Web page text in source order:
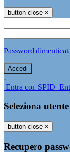
button close ×
Password
-
Entra con SPID
Seleziona utente
button close ×
Recupero